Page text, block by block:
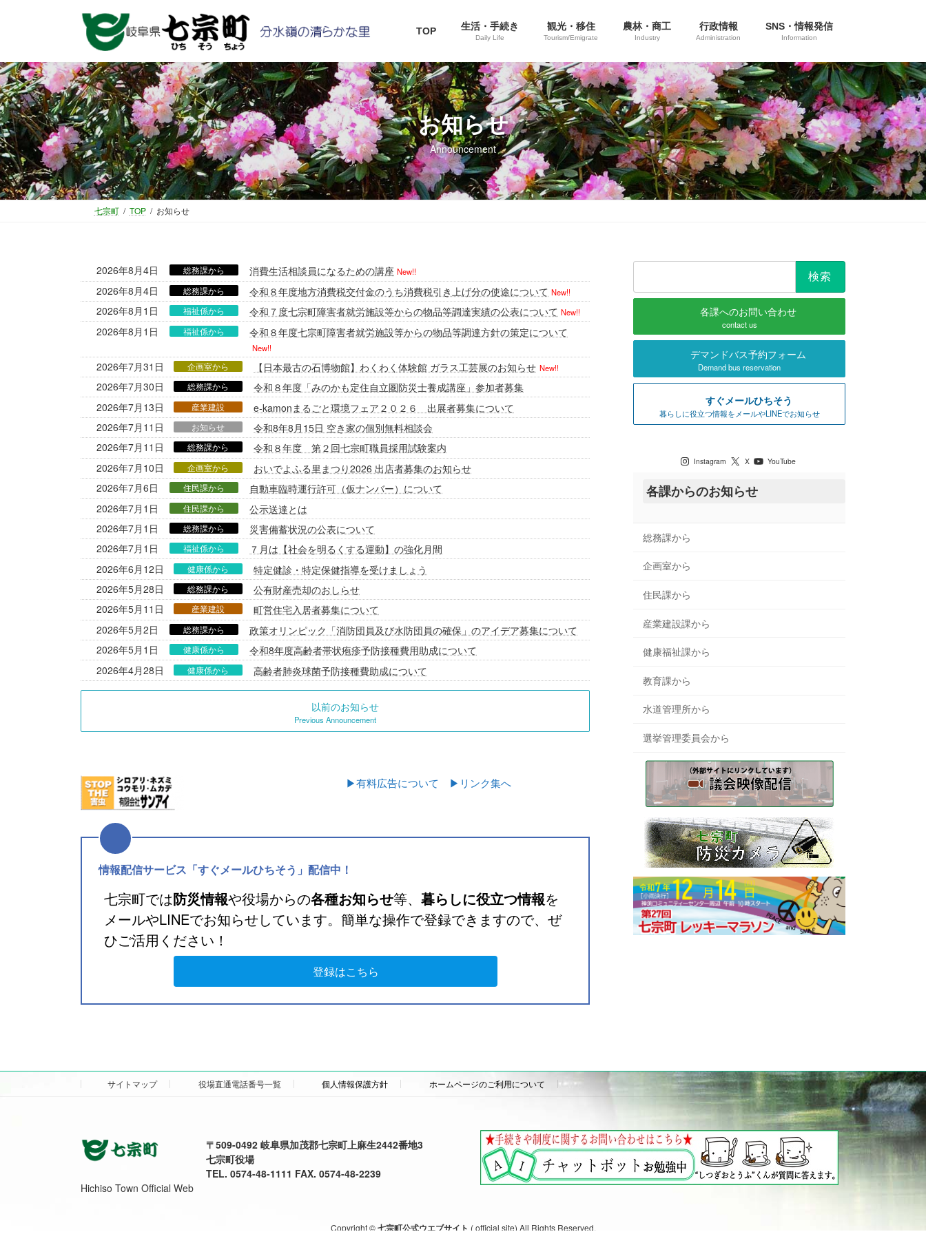
ツ
へ
ス
キ
ッ
プ
シ
ョ
ン
に
移
動
TOP 生活・手続き
Daily Life
観光・移住
Tourism/Emigrate
農林・商工
Industry
行政情報
Administration
SNS・情報発信
Information
お知らせ
Announcement
七宗町 TOP お知らせ
2026年8月4日 総務課から 消費生活相談員になるための講座 New!!
2026年8月4日 総務課から 令和８年度地方消費税交付金のうち消費税引き上げ分の使途について New!!
2026年8月1日 福祉係から 令和７度七宗町障害者就労施設等からの物品等調達実績の公表について New!!
2026年8月1日 福祉係から 令和８年度七宗町障害者就労施設等からの物品等調達方針の策定について
New!!
2026年7月31日 企画室から 【日本最古の石博物館】わくわく体験館 ガラス工芸展のお知らせ New!!
2026年7月30日 総務課から
令和８年度「みのかも定住自立圏防災士養成講座」参加者募集
2026年7月13日
産業建設
e-kamonまるごと環境フェア２０２６ 出展者募集について
2026年7月11日
お知らせ
令和8年8月15日 空き家の個別無料相談会
2026年7月11日
総務課から
令和８年度 第２回七宗町職員採用試験案内
2026年7月10日
企画室から
おいでよふる里まつり2026 出店者募集のお知らせ
2026年7月6日
住民課から
自動車臨時運行許可（仮ナンバー）について
2026年7月1日
住民課から
公示送達とは
2026年7月1日
総務課から
災害備蓄状況の公表について
2026年7月1日
福祉係から
７月は【社会を明るくする運動】の強化月間
2026年6月12日
健康係から
特定健診・特定保健指導を受けましょう
2026年5月28日
総務課から
公有財産売却のおしらせ
2026年5月11日
産業建設
町営住宅入居者募集について
2026年5月2日
総務課から
政策オリンピック「消防団員及び水防団員の確保」のアイデア募集について
2026年5月1日
健康係から
令和8年度高齢者帯状疱疹予防接種費用助成について
2026年4月28日
健康係から 高齢者肺炎球菌予防接種費助成について
以前のお知らせ
Previous Announcement
▶有料広告について ▶リンク集へ
情報配信サービス「すぐメールひちそう」配信中！
七宗町では防災情報や役場からの各種お知らせ等、 暮らしに役立つ情報を
メールやLINEでお知らせしています。簡単な操作で登録できますので、ぜ
ひご活用ください！
登録はこちら
各課へのお問い合わせ
contact us
デマンドバス予約フォーム
Demand bus reservation
すぐメールひちそう
暮らしに役立つ情報をメールやLINEでお知らせ
Instagram X YouTube
各課からのお知らせ
総務課から
企画室から
住民課から
産業建設課から
健康福祉課から
教育課から
水道管理所から
選挙管理委員会から
サイトマップ 役場直通電話番号一覧 個人情報保護方針 ホームページのご利用について
〒509-0492 岐阜県加茂郡七宗町上麻生2442番地3
七宗町役場
TEL. 0574-48-1111 FAX. 0574-48-2239
Hichiso Town Official Web
Copyright ©七宗町公式ウエブサイト ( official site) All Rights Reserved.